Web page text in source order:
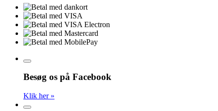
Besøg os på Facebook
Klik her »